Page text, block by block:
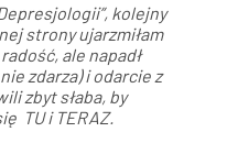
kolejny
strony ujarzmiłam
ale napadł
zdarza) i odarcie z
zbyt słaba, by
TU i TERAZ.